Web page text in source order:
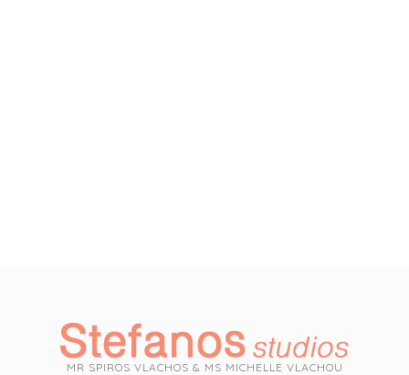
MR SPIROS VLACHOS & MS MICHELLE VLACHOU